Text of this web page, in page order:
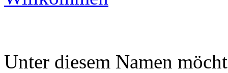
Unter diesem Namen